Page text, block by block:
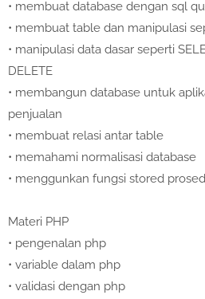
• membuat database dengan sql
• membuat table dan manipulasi
• manipulasi data dasar seperti
DELETE
• membangun database untuk
penjualan
• membuat relasi antar table
• memahami normalisasi database
• menggunkan fungsi stored
Materi PHP
• pengenalan php
• variable dalam php
• validasi dengan php